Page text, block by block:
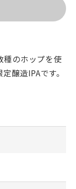
種のホップを使
醸造IPAです。